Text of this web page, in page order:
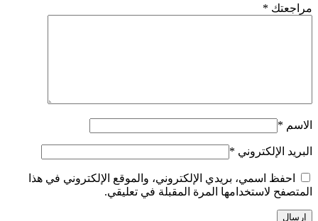
مراجعتك *
الاسم *
البريد الإلكتروني *
احفظ اسمي، بريدي الإلكتروني، والموقع الإلكتروني في هذا
المتصفح لاستخدامها المرة المقبلة في تعليقي.